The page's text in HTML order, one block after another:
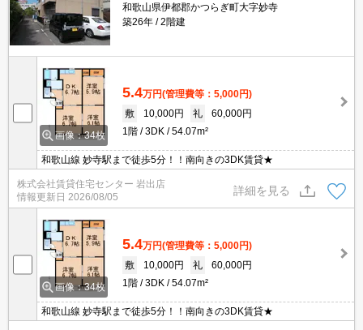
和歌山県伊都郡かつらぎ町大字妙寺
築26年
2階建
画像：34枚
5.4万円(管理費等：5,000円)
敷
10,000円 礼
60,000円
1階
3DK 54.07m²
和歌山線 妙寺駅まで徒歩5分！！南向きの3DK賃貸★
株式会社賃貸住宅センター 岩出店
情報更新日 2026/08/05
詳細を見る
画像：34枚
5.4万円(管理費等：5,000円)
敷
10,000円 礼
60,000円
1階
3DK 54.07m²
和歌山線 妙寺駅まで徒歩5分！！南向きの3DK賃貸★